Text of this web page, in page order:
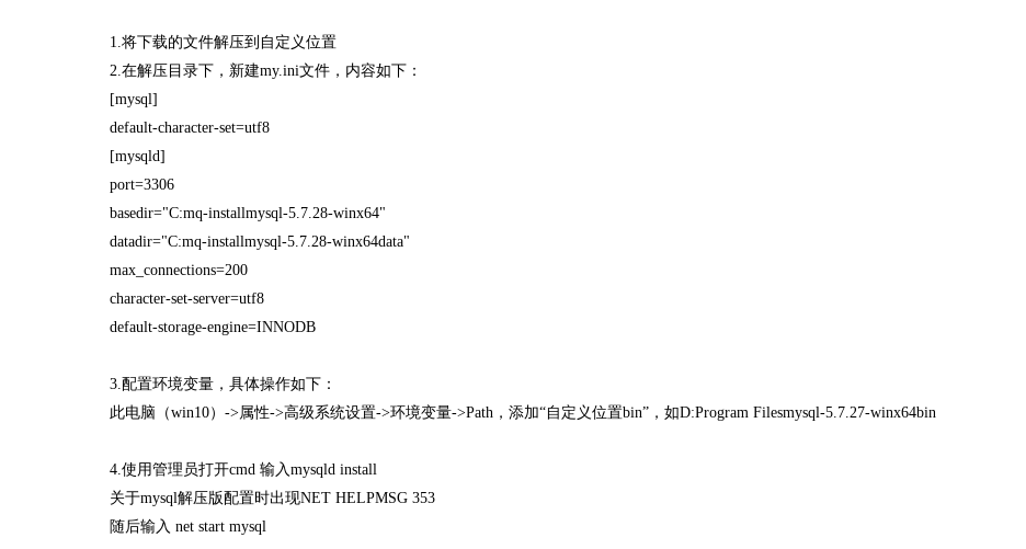
1.将下载的文件解压到自定义位置
2.在解压目录下，新建my.ini文件，内容如下：
[mysql]
default-character-set=utf8
[mysqld]
port=3306
basedir="C:mq-installmysql-5.7.28-winx64"
datadir="C:mq-installmysql-5.7.28-winx64data"
max_connections=200
character-set-server=utf8
default-storage-engine=INNODB
3.配置环境变量，具体操作如下：
此电脑（win10）->属性->高级系统设置->环境变量->Path，添加“自定义位置bin”，如D:Program Filesmysql-5.7.27-winx64bin
4.使用管理员打开cmd 输入mysqld install
关于mysql解压版配置时出现NET HELPMSG 353
随后输入 net start mysql